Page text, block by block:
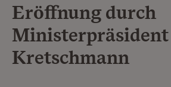
Eröffnung durch
Ministerpräsident
Kretschmann